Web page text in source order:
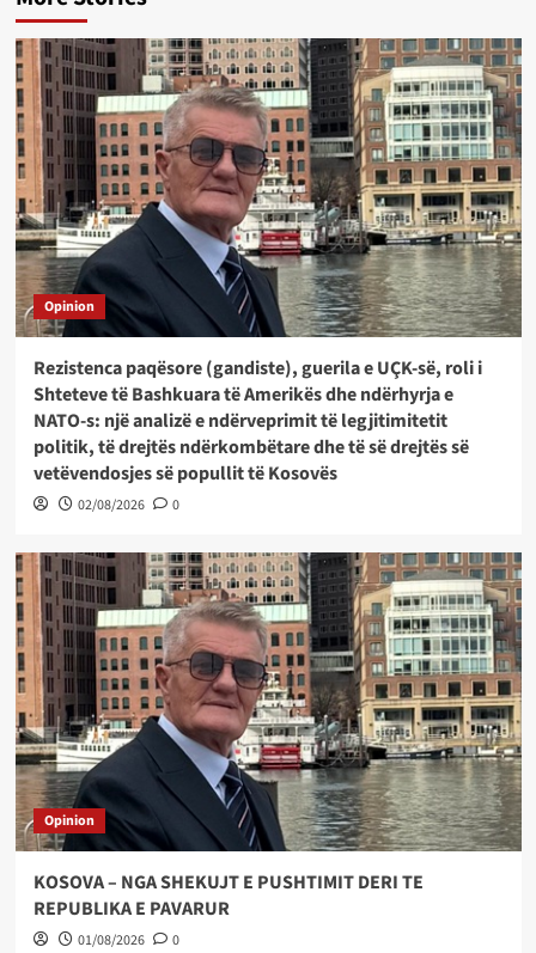
Opinion
Rezistenca paqësore (gandiste), guerila e UÇK-së, roli i
Shteteve të Bashkuara të Amerikës dhe ndërhyrja e
NATO-s: një analizë e ndërveprimit të legjitimitetit
politik, të drejtës ndërkombëtare dhe të së drejtës së
vetëvendosjes së popullit të Kosovës
02/08/2026 0
Opinion
KOSOVA – NGA SHEKUJT E PUSHTIMIT DERI TE
REPUBLIKA E PAVARUR
01/08/2026 0